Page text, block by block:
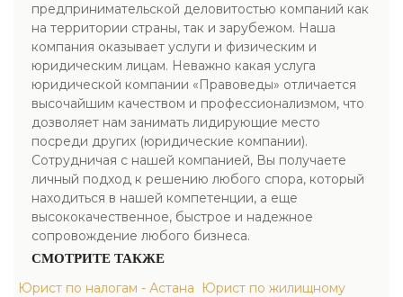
предпринимательской деловитостью компаний как
на территории страны, так и зарубежом. Наша
компания оказывает услуги и физическим и
юридическим лицам. Неважно какая услуга
юридической компании «Правоведы» отличается
высочайшим качеством и профессионализмом, что
дозволяет нам занимать лидирующие место
посреди других (юридические компании).
Сотрудничая с нашей компанией, Вы получаете
личный подход к решению любого спора, который
находиться в нашей компетенции, а еще
высококачественное, быстрое и надежное
сопровождение любого бизнеса.
СМОТРИТЕ ТАКЖЕ
Юрист по налогам - Астана
Юрист по жилищному